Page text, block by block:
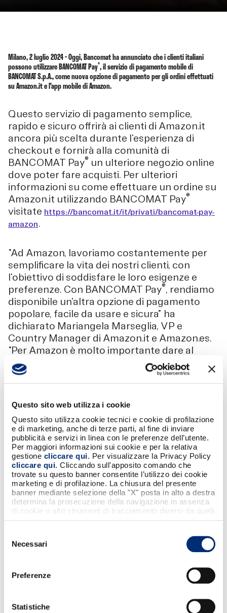
Questo sito web utilizza i cookie
Questo sito utilizza cookie tecnici e cookie di profilazione
e di marketing, anche di terze parti, al fine di inviare
pubblicità e servizi in linea con le preferenze dell’utente.
Per maggiori informazioni sui cookie e per la relativa
gestione cliccare qui. Per visualizzare la Privacy Policy
cliccare qui. Cliccando sull'apposito comando che
trovate su questo banner consentite l’utilizzo dei cookie
marketing e di profilazione. La chiusura del presente
banner mediante selezione della "X" posta in alto a destra
determina la prosecuzione della navigazione in assenza
di cookie o altri strumenti di tracciamento diversi da quelli
delNecessari
Preferenze
Statistiche
Milano, 2 luglio 2024 - Oggi, Bancomat ha annunciato che i clienti italiani
possono utilizzare BANCOMAT Pay®, il servizio di pagamento mobile di
BANCOMAT S.p.A., come nuova opzione di pagamento per gli ordini effettuati
su Amazon.it e l'app mobile di Amazon.
Questo servizio di pagamento semplice,
rapido e sicuro offrirà ai clienti di Amazon.it
ancora più scelta durante l'esperienza di
checkout e fornirà alla comunità di
BANCOMAT Pay® un ulteriore negozio online
dove poter fare acquisti. Per ulteriori
informazioni su come effettuare un ordine su
Amazon.it utilizzando BANCOMAT Pay®
visitate https://bancomat.it/it/privati/bancomat-pay-
amazon.
"Ad Amazon, lavoriamo costantemente per
semplificare la vita dei nostri clienti, con
l'obiettivo di soddisfare le loro esigenze e
preferenze. Con BANCOMAT Pay®, rendiamo
disponibile un'altra opzione di pagamento
popolare, facile da usare e sicura" ha
dichiarato Mariangela Marseglia, VP e
Country Manager di Amazon.it e Amazon.es.
"Per Amazon è molto importante dare al
cliente la possibilità di scegliere, ed è proprio
per questo che offriamo ai clienti di Amazon.it
un’ampia selezione di opzioni di pagamento
tra cui carta di credito, contanti presso un
punto vendita autorizzato, addebito diretto
sul conto corrente, rateizzazione, Buoni
Regalo Amazon.it e ora anche BANCOMAT
Pay ®".
Effettuare un ordine utilizzando BANCOMAT
Pay®è semplice, rapido e sicuro. Per
aggiungere BANCOMAT Pay®ai propri metodi
di pagamento su Amazon.it è sufficiente
confermare o inserire il numero di cellulare
Completata l’operazione, i clienti potranno
pagare con BANCOMAT Pay
soddisfazione nel vedere il nostro metodo di